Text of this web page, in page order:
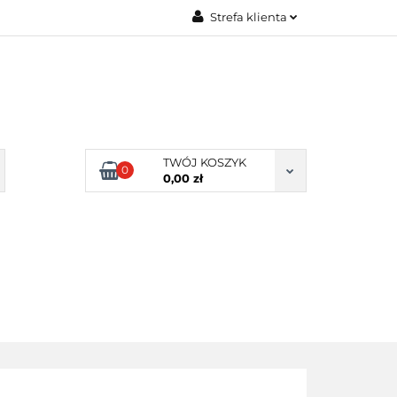
Strefa klienta
0
TWÓJ KOSZYK
0,00 zł